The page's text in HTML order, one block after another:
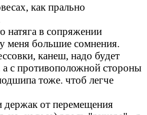
как прально
натяга в сопряжении
меня большие сомнения.
канеш, надо будет
а с противоположной стороны
тоже. чтоб легче
держак от перемещения